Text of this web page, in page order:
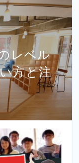
レベル
方と注